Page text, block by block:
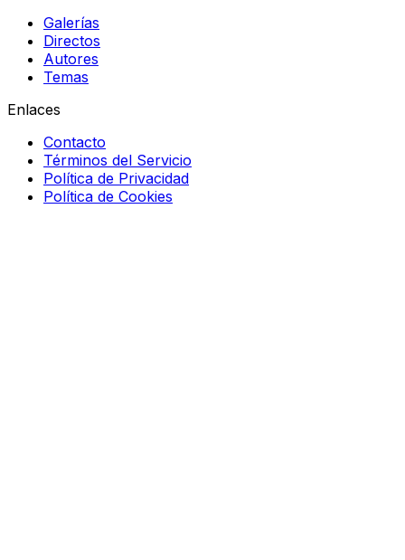
Galerías
Directos
Autores
Temas
Enlaces
Contacto
Términos del Servicio
Política de Privacidad
Política de Cookies